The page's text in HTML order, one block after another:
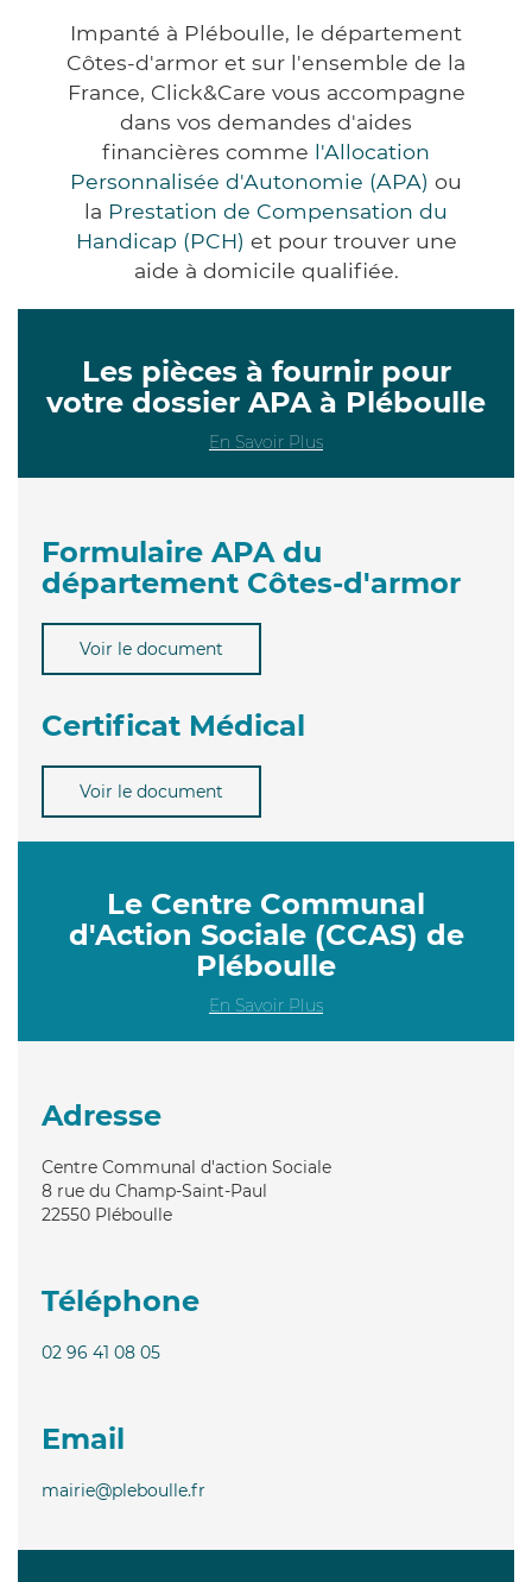
Impanté à Pléboulle, le département
Côtes-d'armor et sur l'ensemble de la
France, Click&Care vous accompagne
dans vos demandes d'aides
financières comme l'Allocation
Personnalisée d'Autonomie (APA) ou
la Prestation de Compensation du
Handicap (PCH) et pour trouver une
aide à domicile qualifiée.
Les pièces à fournir pour
votre dossier APA à Pléboulle
En Savoir Plus
Formulaire APA du
département Côtes-d'armor
Voir le document
Certificat Médical
Voir le document
Le Centre Communal
d'Action Sociale (CCAS) de
Pléboulle
En Savoir Plus
Adresse
Centre Communal d'action Sociale
8 rue du Champ-Saint-Paul
22550 Pléboulle
Téléphone
02 96 41 08 05
Email
mairie@pleboulle.fr